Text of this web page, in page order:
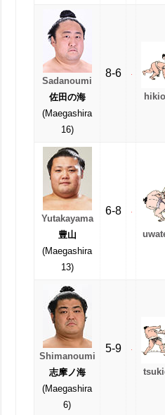
Sadanoumi
佐田の海
(Maegashira
16)
8-6
Yutakayama
豊山
(Maegashira
13)
6-8
Shimanoumi
志摩ノ海
(Maegashira
6)
5-9